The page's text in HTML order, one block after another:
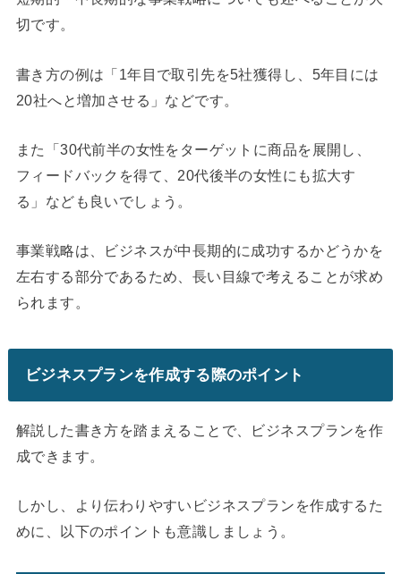
切です。
書き方の例は「1年目で取引先を5社獲得し、5年目には
20社へと増加させる」などです。
また「30代前半の女性をターゲットに商品を展開し、
フィードバックを得て、20代後半の女性にも拡大す
る」なども良いでしょう。
事業戦略は、ビジネスが中長期的に成功するかどうかを
左右する部分であるため、長い目線で考えることが求め
られます。
ビジネスプランを作成する際のポイント
解説した書き方を踏まえることで、ビジネスプランを作
成できます。
しかし、より伝わりやすいビジネスプランを作成するた
めに、以下のポイントも意識しましょう。